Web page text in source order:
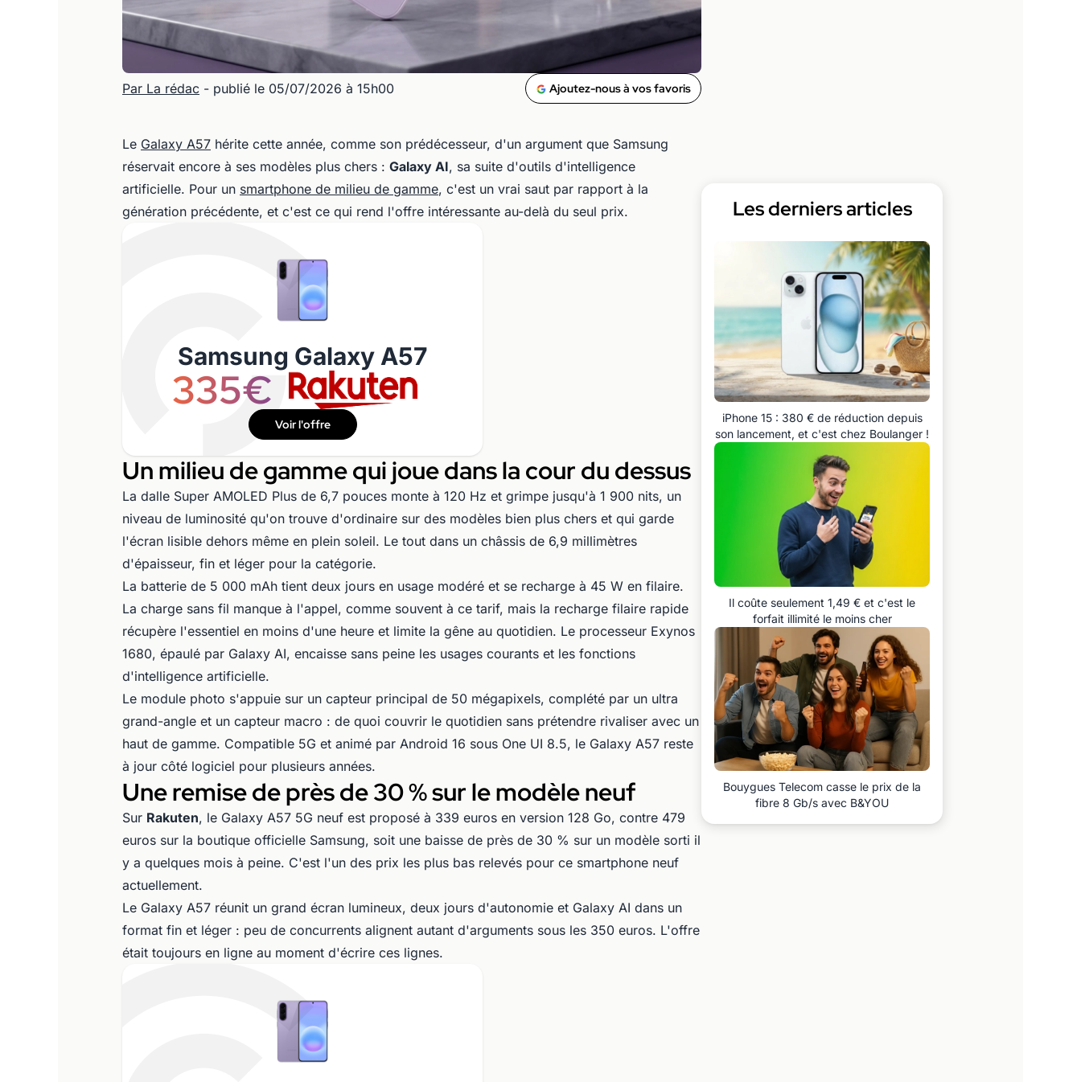
Par La rédac - publié le 05/07/2026 à 15h00 Ajoutez-nous à vos favoris
Le Galaxy A57 hérite cette année, comme son prédécesseur, d'un argument que Samsung
réservait encore à ses modèles plus chers : Galaxy AI, sa suite d'outils d'intelligence
artificielle. Pour un smartphone de milieu de gamme, c'est un vrai saut par rapport à la
génération précédente, et c'est ce qui rend l'offre intéressante au-delà du seul prix.
Samsung Galaxy A57
335€
Voir l'offre
Un milieu de gamme qui joue dans la cour du dessus
La dalle Super AMOLED Plus de 6,7 pouces monte à 120 Hz et grimpe jusqu'à 1 900 nits, un
niveau de luminosité qu'on trouve d'ordinaire sur des modèles bien plus chers et qui garde
l'écran lisible dehors même en plein soleil. Le tout dans un châssis de 6,9 millimètres
d'épaisseur, fin et léger pour la catégorie.
La batterie de 5 000 mAh tient deux jours en usage modéré et se recharge à 45 W en filaire.
La charge sans fil manque à l'appel, comme souvent à ce tarif, mais la recharge filaire rapide
récupère l'essentiel en moins d'une heure et limite la gêne au quotidien. Le processeur Exynos
1680, épaulé par Galaxy AI, encaisse sans peine les usages courants et les fonctions
d'intelligence artificielle.
Le module photo s'appuie sur un capteur principal de 50 mégapixels, complété par un ultra
grand-angle et un capteur macro : de quoi couvrir le quotidien sans prétendre rivaliser avec un
haut de gamme. Compatible 5G et animé par Android 16 sous One UI 8.5, le Galaxy A57 reste
à jour côté logiciel pour plusieurs années.
Une remise de près de 30 % sur le modèle neuf
Sur Rakuten, le Galaxy A57 5G neuf est proposé à 339 euros en version 128 Go, contre 479
euros sur la boutique officielle Samsung, soit une baisse de près de 30 % sur un modèle sorti il
y a quelques mois à peine. C'est l'un des prix les plus bas relevés pour ce smartphone neuf
actuellement.
Le Galaxy A57 réunit un grand écran lumineux, deux jours d'autonomie et Galaxy AI dans un
format fin et léger : peu de concurrents alignent autant d'arguments sous les 350 euros. L'offre
était toujours en ligne au moment d'écrire ces lignes.
Les derniers articles
iPhone 15 : 380 € de réduction depuis
son lancement, et c'est chez Boulanger !
Il coûte seulement 1,49 € et c'est le
forfait illimité le moins cher
Bouygues Telecom casse le prix de la
fibre 8 Gb/s avec B&YOU